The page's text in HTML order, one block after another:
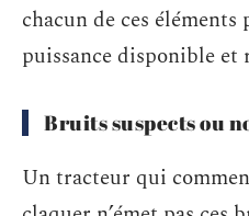
chacun de ces
puissance disponible
Bruits suspects ou
Un tracteur qui